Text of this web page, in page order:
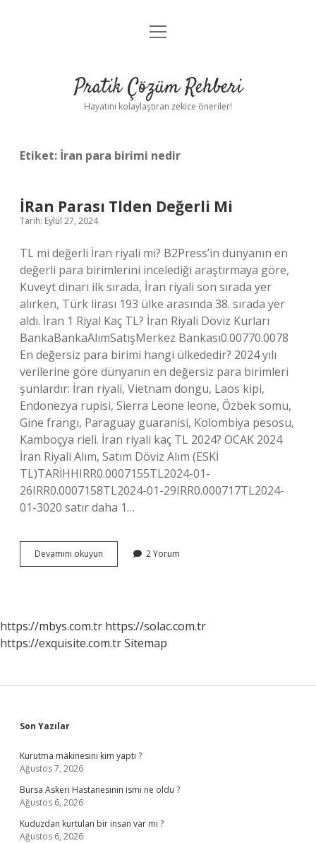
Anasayfa
Yasal Uyarı
menüyü
Pratik Çözüm Rehberi
Hayatını kolaylaştıran zekice öneriler!
Etiket: İran para birimi nedir
İRan Parası Tlden Değerli Mi
Tarih: Eylül 27, 2024
TL mi değerli İran riyali mi? B2Press’in dünyanın en
değerli para birimlerini incelediği araştırmaya göre,
Kuveyt dinarı ilk sırada, İran riyali son sırada yer
alırken, Türk lirası 193 ülke arasında 38. sırada yer
aldı. İran 1 Riyal Kaç TL? İran Riyali Döviz Kurları
BankaBankaAlımSatışMerkez Bankası0.00770.0078
En değersiz para birimi hangi ülkededir? 2024 yılı
verilerine göre dünyanın en değersiz para birimleri
şunlardır: İran riyali, Vietnam dongu, Laos kipi,
Endonezya rupisi, Sierra Leone leone, Özbek somu,
Gine frangı, Paraguay guaranisi, Kolombiya pesosu,
Kamboçya rieli. İran riyali kaç TL 2024? OCAK 2024
İran Riyali Alım, Satım Döviz Alım (ESKİ
TL)TARİHHIRR0.0007155TL2024-01-
26IRR0.0007158TL2024-01-29IRR0.000717TL2024-
01-3020 satır daha 1…
Devamını okuyun
Parası
2 Yorum
https://mbys.com.tr https://solac.com.tr
https://exquisite.com.trSitemap
Sidebar
Son Yazılar
Kurutma makinesini kim yaptı ?
Ağustos 7, 2026
Bursa Askeri Hastanesinin ismi ne oldu ?
Ağustos 6, 2026
Kuduzdan kurtulan bir insan var mı ?
Ağustos 6, 2026